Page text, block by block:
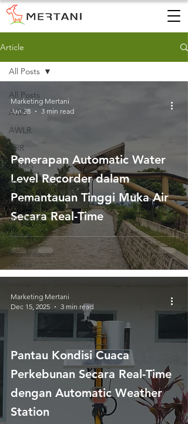
Article
All Posts
AWS
AWLR
ARR
AQMS
WQMS
Instalasi
Air Tanah
AWLR
Pemantauan
Cuaca
All Posts
Penerapan Automatic Water
Level Recorder dalam
Pemantauan Tinggi Muka Air
Secara Real-Time
Marketing Mertani
Jan 28
3 min read
Pantau Kondisi Cuaca
Perkebunan Secara Real-Time
dengan Automatic Weather
Station
Marketing Mertani
Dec 15, 2025
3 min read